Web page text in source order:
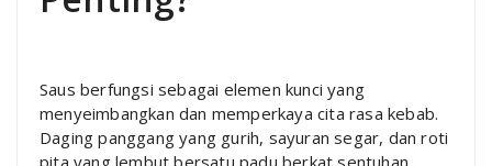
Saus berfungsi sebagai elemen kunci yang
menyeimbangkan dan memperkaya cita rasa kebab.
Daging panggang yang gurih, sayuran segar, dan roti
pita yang lembut bersatu padu berkat sentuhan